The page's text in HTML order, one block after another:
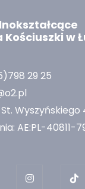
Kościuszki w
29 25
Wyszyńskiego
AE:PL-40811-